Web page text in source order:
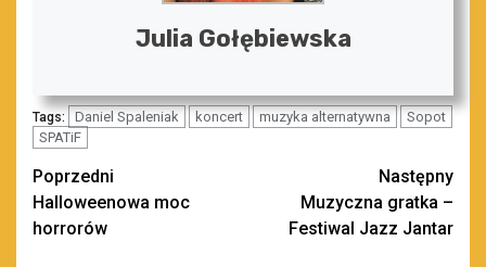
Julia Gołębiewska
Tags: Daniel Spaleniak koncert muzyka alternatywna
Sopot
SPATiF
Zobacz
wpisy
Poprzedni
Halloweenowa moc
horrorów
Następny
Muzyczna gratka –
Festiwal Jazz Jantar